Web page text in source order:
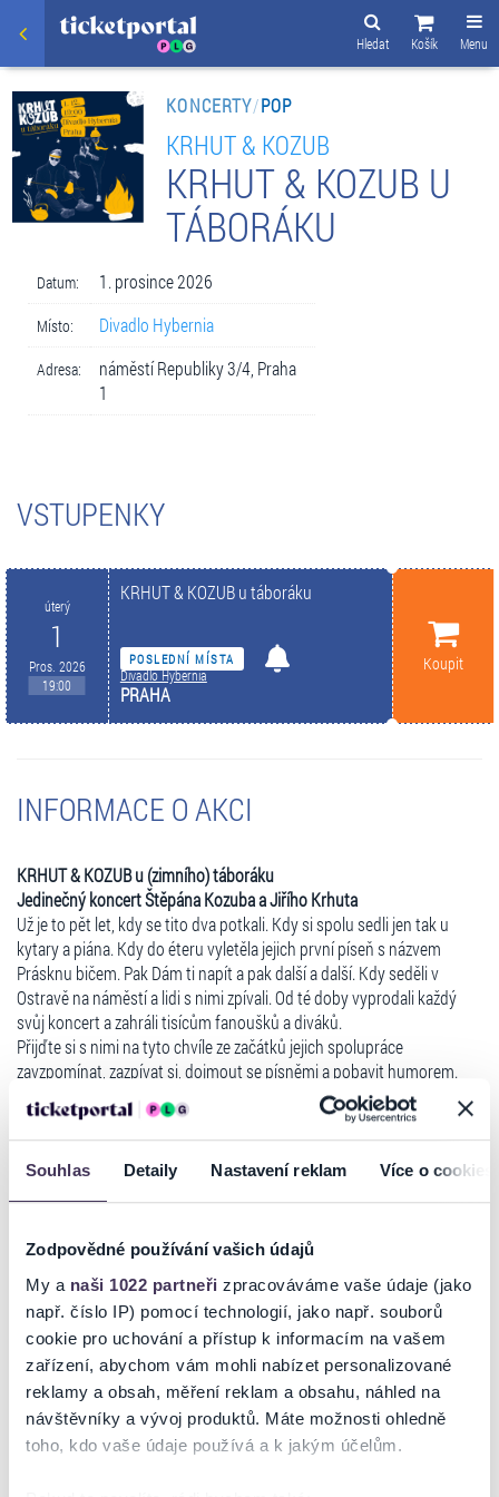
Souhlas Detaily Nastavení reklam Více o cookies
Zodpovědné používání vašich údajů
My a naši 1022 partneři zpracováváme vaše údaje (jako
např. číslo IP) pomocí technologií, jako např. souborů
cookie pro uchování a přístup k informacím na vašem
zařízení, abychom vám mohli nabízet personalizované
reklamy a obsah, měření reklam a obsahu, náhled na
návštěvníky a vývoj produktů. Máte možnosti ohledně
toho, kdo vaše údaje používá a k jakým účelům.
Menu
Košík
Hledat
KONCERTY/POP
KRHUT & KOZUB
KRHUT & KOZUB U
TÁBORÁKU
Datum: 1. prosince 2026
Místo: Divadlo Hybernia
Adresa:
náměstí Republiky 3/4, Praha
1
VSTUPENKY
úterý
1
Pros. 2026
19:00
KRHUT & KOZUB u táboráku
POSLEDNÍ MÍSTA
Divadlo Hybernia
PRAHA
Koupit
INFORMACE O AKCI
KRHUT & KOZUB u (zimního) táboráku
Jedinečný koncert Štěpána Kozuba a Jiřího Krhuta
Už je to pět let, kdy se tito dva potkali. Kdy si spolu sedli jen tak u
kytary a piána. Kdy do éteru vyletěla jejich první píseň s názvem
Prásknu bičem. Pak Dám ti napít a pak další a další. Kdy seděli v
Ostravě na náměstí a lidi s nimi zpívali. Od té doby vyprodali každý
svůj koncert a zahráli tisícům fanoušků a diváků.
Přijďte si s nimi na tyto chvíle ze začátků jejich spolupráce
zavzpomínat, zazpívat si, dojmout se písněmi a pobavit humorem.
Přijďte se dozvědět, jak která píseň vznikala, co za kterou z nich stálo,
co je inspirovalo. Takhle blízko vám tato dvojice ještě nebyla a
nehrála. Žádná velká světla, žádné efekty - jen kytary, zpěv, humor a
pravda.
které stojí za jejich písněmi.
Na podiu je doprovodí zpěvem Johana Freywaldová a na další kytaru
Rudy Horvát.
"Když zpívám, jsem to já", říká Kozub
A přesně takový tenhle večer bude - upřímný, intimní a plný husí
kůže.
Přijďte zažít večer, který vás zahřeje i uprostřed zimy.
Protože největší show vzniká tam, kde stačí jen oheň, tři hlasy a srdce
Číst více
Ticketportal je zárukou pravosti vstupenek
Na stránkách společnosti Ticketportal si vždy zakoupíte
originální vstupenky.
Ticketportal nemůže zaručit pravost vstupenek
zakoupených na přeprodejních portálech. Ticketportal s
těmito společnostmi nemá nic společného a tento
způsob přeprodávání vstupenek nepodporuje.